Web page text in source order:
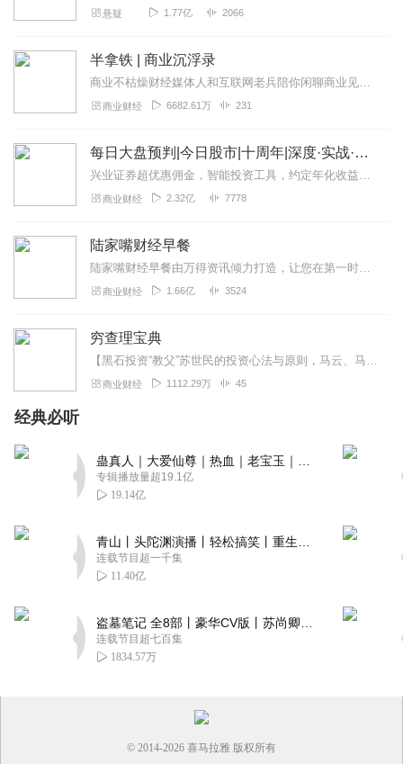
悬疑 1.77亿 2066
半拿铁 | 商业沉浮录
商业不枯燥财经媒体人和互联网老兵陪你闲聊商业见闻。来杯半拿铁，边喝边唠。
商业财经 6682.61万 231
每日大盘预判|今日股市|十周年|深度·实战·干货
兴业证券超优惠佣⾦，智能投资⼯具，约定年化收益率最⾼8.xx%多的新客理财。1v1专⼈服务。点击链接开户>>讲师介绍华飞多维度看盘体系创始人股市实战派讲师...
商业财经 2.32亿 7778
陆家嘴财经早餐
陆家嘴财经早餐由万得资讯倾力打造，让您在第一时间了解最全最新的财经资讯，上班族早上醒脑充电必备！（搜索微信公众号：Wind资讯或windzxsh，每天早晨推...
商业财经 1.66亿 3524
穷查理宝典
【黑石投资“教父”苏世民的投资心法与原则，马云、马化腾都在学】点击了解：《苏世民：我的经验与教训》，正版有声书+大咖独家解读，助你读透巨富的投资逻辑。《穷查理宝...
商业财经 1112.29万 45
经典必听
专辑播放量超19.1亿
19.14亿
连载节目超一千集
11.40亿
连载节目超七百集
1834.57万
© 2014-2026 喜马拉雅 版权所有